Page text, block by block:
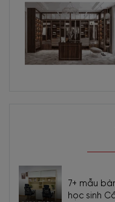
7+ mẫu
học sinh